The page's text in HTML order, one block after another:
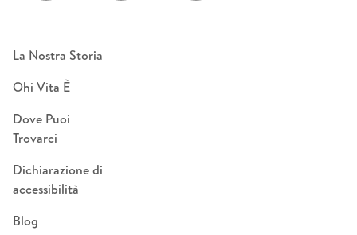
La Nostra Storia
Ohi Vita È
Dove Puoi
Trovarci
Dichiarazione di
accessibilità
Blog